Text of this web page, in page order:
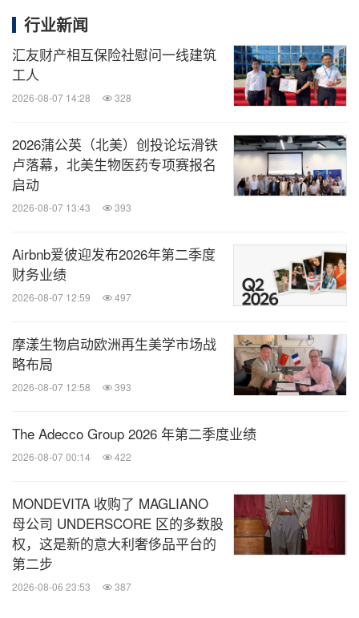
行业新闻
汇友财产相互保险社慰问一线建筑
工人
2026-08-07 14:28 328
2026蒲公英（北美）创投论坛滑铁
卢落幕，北美生物医药专项赛报名
启动
2026-08-07 13:43 393
Airbnb爱彼迎发布2026年第二季度
财务业绩
2026-08-07 12:59 497
摩漾生物启动欧洲再生美学市场战
略布局
2026-08-07 12:58 393
The Adecco Group 2026 年第二季度业绩
2026-08-07 00:14 422
MONDEVITA 收购了 MAGLIANO
母公司 UNDERSCORE 区的多数股
权，这是新的意大利奢侈品平台的
第二步
2026-08-06 23:53 387